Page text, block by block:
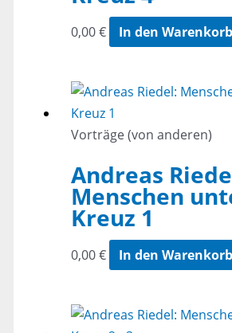
0,00€ In den Warenkorb
Vorträge (von anderen)
Andreas
Menschen
Kreuz 1
0,00€ In den Warenkorb